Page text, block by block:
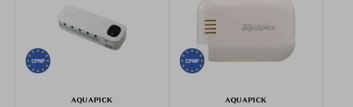
AQUAPICK
AQUAPICK